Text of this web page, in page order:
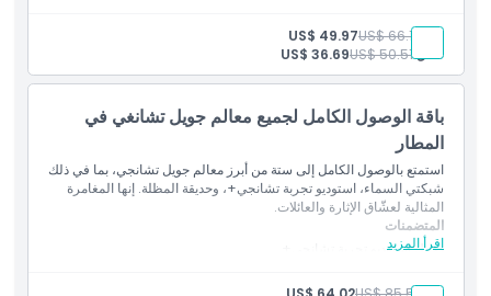
المشي
دخول مجاني إلى حديقة المظلة
بالغ: US$ 66.13
US$ 49.97
طفل:US$ 50.51
US$ 36.69
باقة الوصول الكامل لجميع معالم جويل تشانغي في
المطار
استمتع بالوصول الكامل إلى ستة من أبرز معالم جويل تشانجي، بما في ذلك
شبكتي السماء، استوديو تجربة تشانجي+، وحديقة المظلة. إنها المغامرة
المثالية لعشّاق الإثارة والعائلات.
اقرأ المزيد
المتضمنات
دخول استوديو تجربة تشانجي+
المشي، وشبكة القفز